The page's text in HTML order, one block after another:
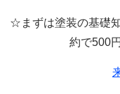
☆まずは塗装の基礎
約で500